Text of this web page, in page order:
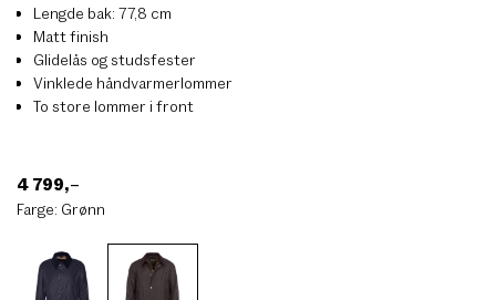
Lengde bak: 77,8 cm
Matt finish
Glidelås og studsfester
Vinklede håndvarmerlommer
To store lommer i front
4 799,–
Farge: Grønn